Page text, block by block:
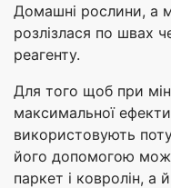
Домашні рослини, а
розлізлася по швах
реагенту.
Для того щоб при
максимальної
використовують
його допомогою
паркет і ковролін, а